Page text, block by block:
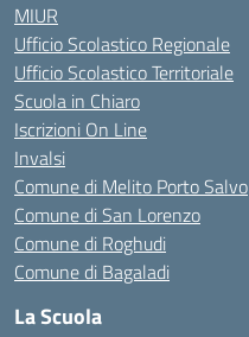
MIUR
Ufficio Scolastico Regionale
Ufficio Scolastico Territoriale
Scuola in Chiaro
Iscrizioni On Line
Invalsi
Comune di Melito Porto Salvo
Comune di San Lorenzo
Comune di Roghudi
Comune di Bagaladi
La Scuola